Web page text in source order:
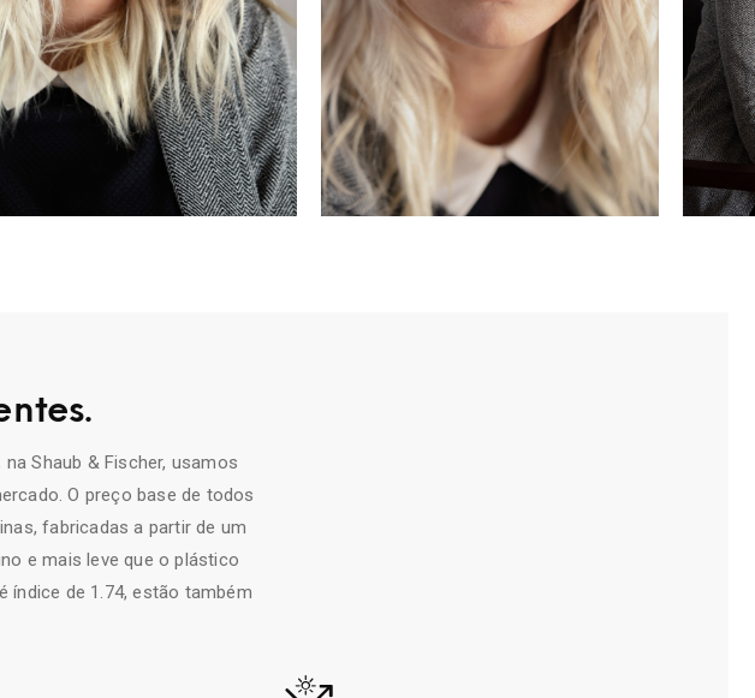
Shaub & Fischer, usamos
O preço base de todos
fabricadas a partir de um
e mais leve que o plástico
de 1.74, estão também